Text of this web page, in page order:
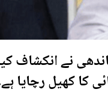
نے انکشاف
کا کھیل رچایا